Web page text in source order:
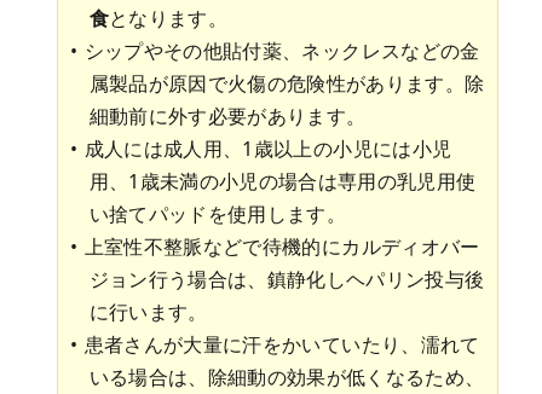
食となります。
シップやその他貼付薬、ネックレスなどの金
属製品が原因で火傷の危険性があります。除
細動前に外す必要があります。
成人には成人用、1歳以上の小児には小児
用、1歳未満の小児の場合は専用の乳児用使
い捨てパッドを使用します。
上室性不整脈などで待機的にカルディオバー
ジョン行う場合は、鎮静化しヘパリン投与後
に行います。
患者さんが大量に汗をかいていたり、濡れて
いる場合は、除細動の効果が低くなるため、